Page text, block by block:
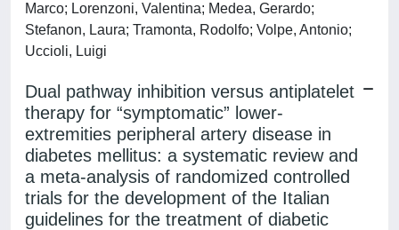
Marco; Lorenzoni, Valentina; Medea, Gerardo;
Stefanon, Laura; Tramonta, Rodolfo; Volpe, Antonio;
Uccioli, Luigi
Dual pathway inhibition versus antiplatelet
therapy for “symptomatic” lower-
extremities peripheral artery disease in
diabetes mellitus: a systematic review and
a meta-analysis of randomized controlled
trials for the development of the Italian
guidelines for the treatment of diabetic